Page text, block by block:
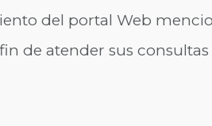
del portal Web
de atender sus